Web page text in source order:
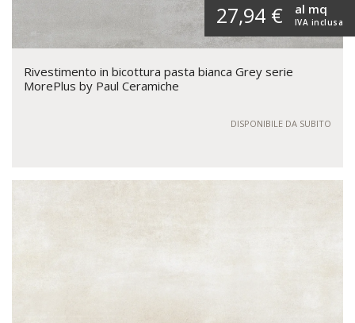
27,94 € IVA inclusa
al mq
Rivestimento in bicottura pasta bianca Grey serie
MorePlus by Paul Ceramiche
DISPONIBILE DA SUBITO